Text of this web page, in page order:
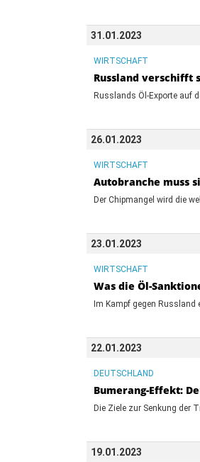
31.01.2023
WIRTSCHAFT
Russland verschifft
Russlands Öl-Exporte auf
26.01.2023
WIRTSCHAFT
Autobranche muss
Der Chipmangel wird die
23.01.2023
WIRTSCHAFT
Was die Öl-
Im Kampf gegen Russland
22.01.2023
DEUTSCHLAND
Bumerang-Effekt:
Die Ziele zur Senkung der
19.01.2023